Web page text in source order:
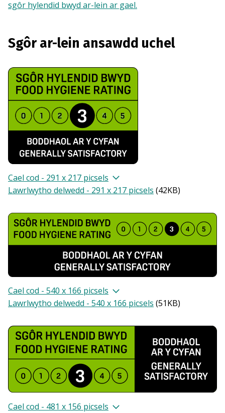
sgôr hylendid bwyd ar-lein ar gael.
Sgôr ar-lein ansawdd uchel
Cael cod - 291 x 217 picsels
Lawrlwytho delwedd - 291 x 217 picsels (42KB)
Cael cod - 540 x 166 picsels
Lawrlwytho delwedd - 540 x 166 picsels (51KB)
Cael cod - 481 x 156 picsels